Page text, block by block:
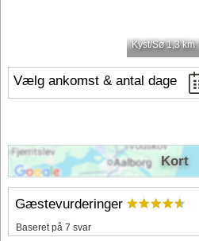
Kyst/Sø 1,3 km
Vælg ankomst & antal dage
Gæstevurderinger
Baseret på 7 svar
Kort